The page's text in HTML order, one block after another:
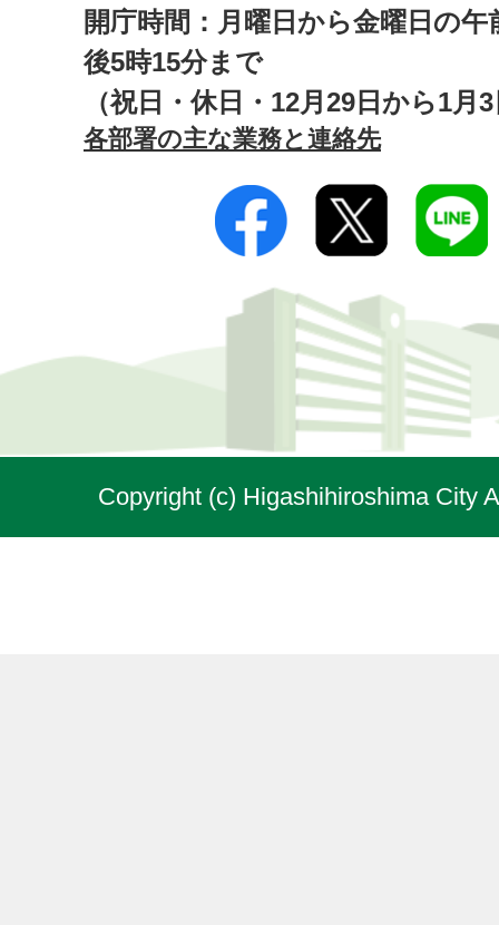
開庁時間：月曜日から金曜日の午
後5時15分まで
（祝日・休日・12月29日から1月
各部署の主な業務と連絡先
Copyright (c) Higashihiroshima City